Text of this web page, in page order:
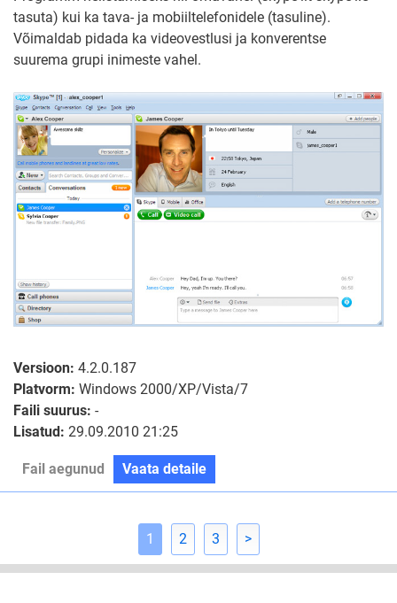
tasuta) kui ka tava- ja mobiiltelefonidele (tasuline).
Võimaldab pidada ka videovestlusi ja konverentse
suurema grupi inimeste vahel.
Versioon: 4.2.0.187
Platvorm: Windows 2000/XP/Vista/7
Faili suurus: -
Lisatud: 29.09.2010 21:25
Fail aegunud Vaata detaile
1 2 3 >